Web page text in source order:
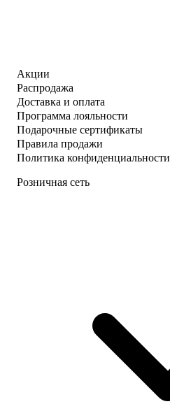
Акции
Распродажа
Доставка и оплата
Программа лояльности
Подарочные сертификаты
Правила продажи
Политика конфиденциальности
Розничная сеть